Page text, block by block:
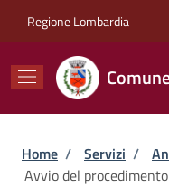
Regione Lombardia
Briciole di
Home / Servizi /
Avvio del